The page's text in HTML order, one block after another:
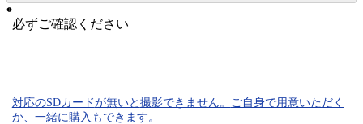
必ずご確認ください
対応のSDカードが無いと 撮影できません。
ご自身で用意いただく
か、一緒に購入もできます。